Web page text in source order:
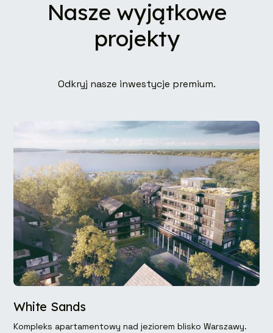
Nasze wyjątkowe
projekty
Odkryj nasze inwestycje premium.
White Sands
Kompleks apartamentowy nad jeziorem blisko Warszawy.